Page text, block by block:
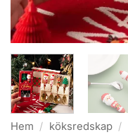
Hem / köksredskap /